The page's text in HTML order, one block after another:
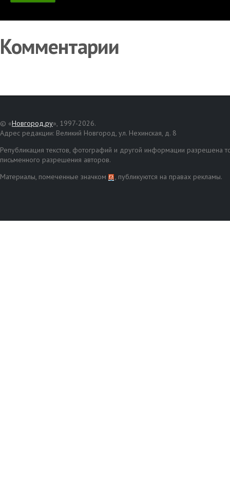
Комментарии
© «Новгород.ру», 1997-2026.
Адрес редакции: Великий Новгород, ул. Нехинская, д. 8
Републикация текстов, фотографий и другой информации разрешена
письменного разрешения авторов.
Материалы, помеченные значком
, публикуются на правах рекламы.